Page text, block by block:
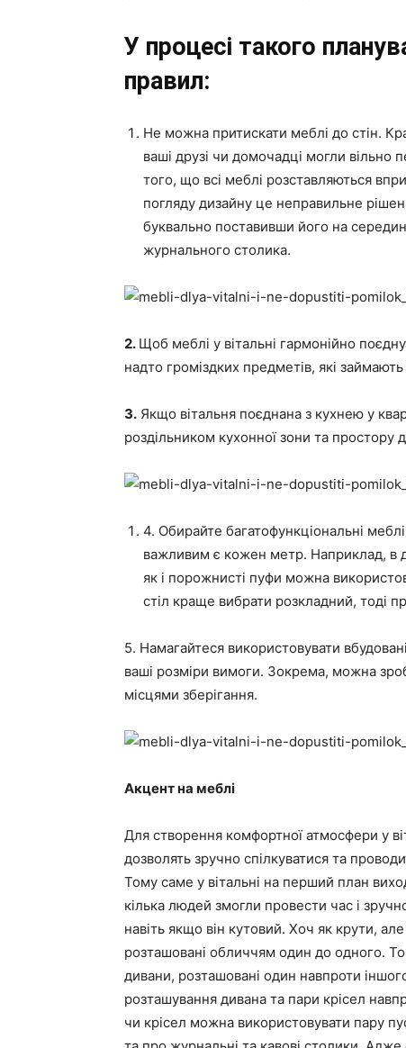
У процесі такого
правил:
Не можна притискати меблі до стін.
ваші друзі чи домочадці могли вільно
того, що всі меблі розставляються
погляду дизайну це неправильне
буквально поставивши його на
журнального столика.
2. Щоб меблі у вітальні гармонійно
надто громіздких предметів, які
3. Якщо вітальня поєднана з кухнею у
роздільником кухонної зони та простору
4. Обирайте багатофункціональні
важливим є кожен метр. Наприклад, в
як і порожнисті пуфи можна
стіл краще вибрати розкладний, тоді
5. Намагайтеся використовувати
ваші розміри вимоги. Зокрема, можна
місцями зберігання.
Акцент на меблі
Для створення комфортної атмосфери у
дозволять зручно спілкуватися та
Тому саме у вітальні на перший план
кілька людей змогли провести час і
навіть якщо він кутовий. Хоч як крути,
розташовані обличчям один до одного.
дивани, розташовані один навпроти
розташування дивана та пари крісел
чи крісел можна використовувати пару